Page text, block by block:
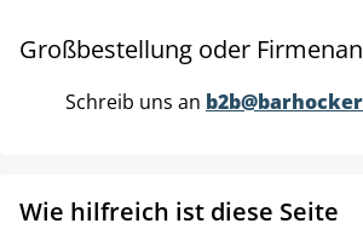
Großbestellung oder
Schreib uns an
Wie hilfreich ist diese Seite